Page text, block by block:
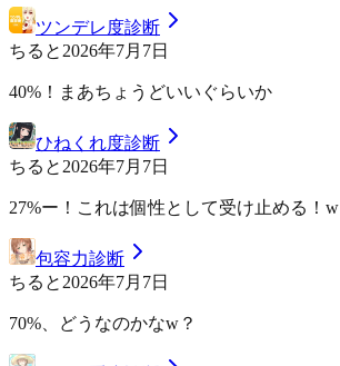
ツンデレ度診断
ちると2026年7月7日
40%！まあちょうどいいぐらいか
ひねくれ度診断
ちると2026年7月7日
27%ー！これは個性として受け止める！w
包容力診断
ちると2026年7月7日
70%、どうなのかなw？